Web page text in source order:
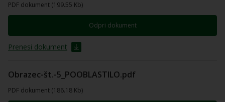
PDF dokument (199.55 Kb)
Odpri dokument
Prenesi dokument
Obrazec-št.-5_POOBLASTILO.pdf
PDF dokument (186.18 Kb)